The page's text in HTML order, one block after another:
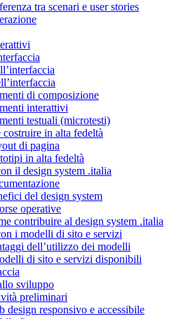
tra scenari e user stories
di composizione
interattivi
testuali (microtesti)
costruire in alta fedeltà
di pagina
in alta fedeltà
il design system .italia
del design system
operative
contribuire al design system .italia
i modelli di sito e servizi
dell’utilizzo dei modelli
di sito e servizi disponibili
sviluppo
preliminari
design responsivo e accessibile